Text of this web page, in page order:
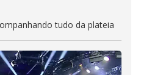
tudo da plateia